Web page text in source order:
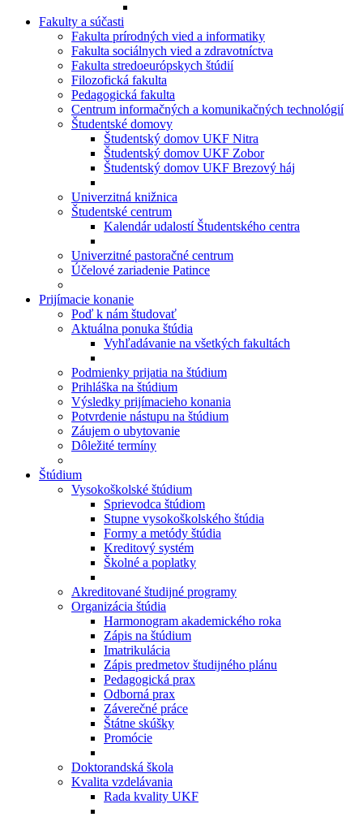
Fakulty a súčasti
Fakulta prírodných vied a informatiky
Fakulta sociálnych vied a zdravotníctva
Fakulta stredoeurópskych štúdií
Filozofická fakulta
Pedagogická fakulta
Centrum informačných a komunikačných technológií
Študentské domovy
Študentský domov UKF Nitra
Študentský domov UKF Zobor
Študentský domov UKF Brezový háj
Univerzitná knižnica
Študentské centrum
Kalendár udalostí Študentského centra
Univerzitné pastoračné centrum
Účelové zariadenie Patince
Prijímacie konanie
Poď k nám študovať
Aktuálna ponuka štúdia
Vyhľadávanie na všetkých fakultách
Podmienky prijatia na štúdium
Prihláška na štúdium
Výsledky prijímacieho konania
Potvrdenie nástupu na štúdium
Záujem o ubytovanie
Dôležité termíny
Štúdium
Vysokoškolské štúdium
Sprievodca štúdiom
Stupne vysokoškolského štúdia
Formy a metódy štúdia
Kreditový systém
Školné a poplatky
Akreditované študijné programy
Organizácia štúdia
Harmonogram akademického roka
Zápis na štúdium
Imatrikulácia
Zápis predmetov študijného plánu
Pedagogická prax
Odborná prax
Záverečné práce
Štátne skúšky
Promócie
Doktorandská škola
Kvalita vzdelávania
Rada kvality UKF